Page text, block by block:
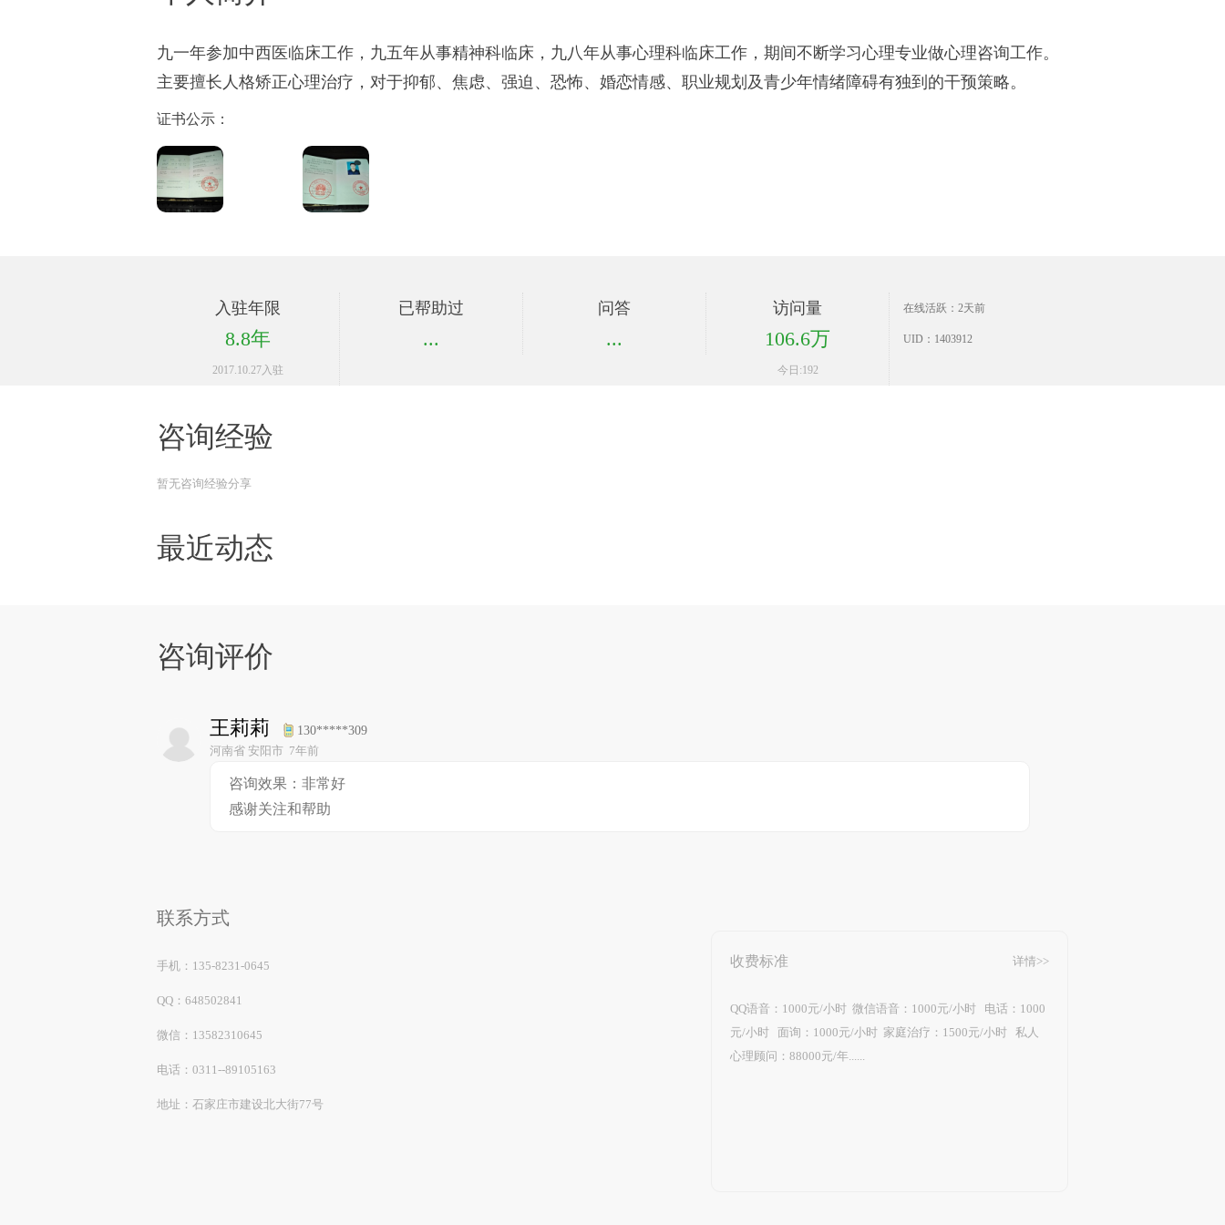
九一年参加中西医临床工作，九五年从事精神科临床，九八年从事心理科临床工作，期间不断学习心理专业做心理咨询工作。
主要擅长人格矫正心理治疗，对于抑郁、焦虑、强迫、恐怖、婚恋情感、职业规划及青少年情绪障碍有独到的干预策略。
证书公示：
入驻年限
8.8年
2017.10.27入驻
已帮助过
...
问答
...
访问量
106.6万
今日:192
在线活跃：2天前
UID：1403912
咨询经验
暂无咨询经验分享
最近动态
咨询评价
王莉莉
130*****309
河南省 安阳市 7年前
咨询效果：非常好
感谢关注和帮助
联系方式
手机： 135-8231-0645
QQ： 648502841
微信： 13582310645
电话： 0311--89105163
地址： 石家庄市建设北大街77号
收费标准 详情>>
QQ语音：1000元/小时 微信语音：1000元/小时 电话：1000
元/小时 面询：1000元/小时 家庭治疗：1500元/小时 私人
心理顾问：88000元/年......